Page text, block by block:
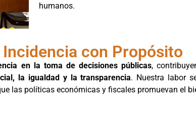
humanos.
con Propósito
en la toma de decisiones públicas,
la igualdad y la transparencia. Nuestra labor
las políticas económicas y fiscales promuevan el